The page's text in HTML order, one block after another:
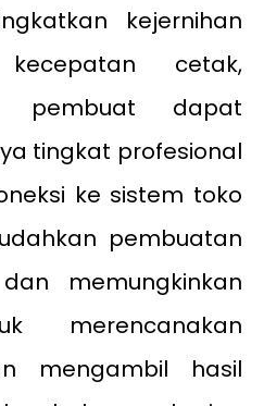
kejernihan
cetak,
pembuat dapat
tingkat profesional
ke sistem toko
pembuatan
memungkinkan
merencanakan
mengambil hasil